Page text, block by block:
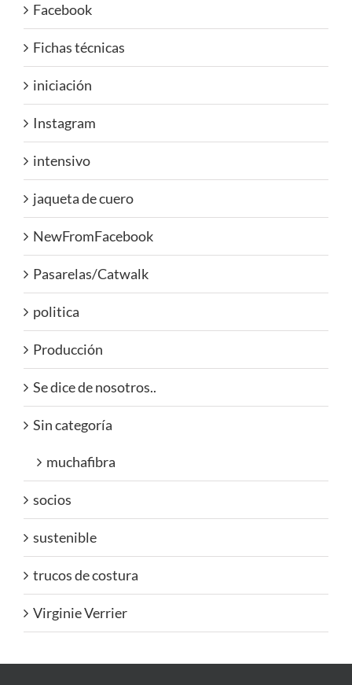
Facebook
Fichas técnicas
iniciación
Instagram
intensivo
jaqueta de cuero
NewFromFacebook
Pasarelas/Catwalk
politica
Producción
Se dice de nosotros..
Sin categoría
muchafibra
socios
sustenible
trucos de costura
Virginie Verrier